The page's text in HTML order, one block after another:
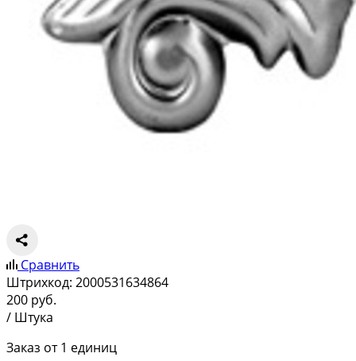
Сравнить
Штрихкод: 2000531634864
200 руб.
/ Штука
Заказ от 1 единиц